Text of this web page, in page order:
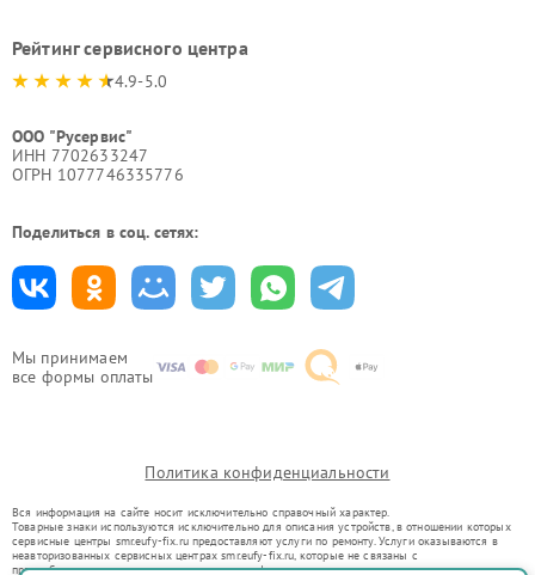
Мы принимаем
все формы оплаты
Рейтинг сервисного центра
4.9-5.0
ООО "Русервис"
ИНН 7702633247
ОГРН 1077746335776
Поделиться в соц. сетях:
Политика конфиденциальности
Вся информация на сайте носит исключительно справочный характер.
Товарные знаки используются исключительно для описания устройств, в отношении которых
сервисные центры smr.eufy-fix.ru предоставляют услуги по ремонту. Услуги оказываются в
неавторизованных сервисных центрах smr.eufy-fix.ru, которые не связаны с
правообладателями товарных знаков или их официальными представителями.